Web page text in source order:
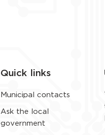
Quick links
Municipal contacts
Ask the local
government